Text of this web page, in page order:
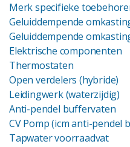
Merk specifieke
Geluiddempende
Geluiddempende
Elektrische componenten
Thermostaten
Open verdelers (hybride)
Leidingwerk (waterzijdig)
Anti-pendel buffervaten
CV Pomp (icm anti-pendel
Tapwater voorraadvat